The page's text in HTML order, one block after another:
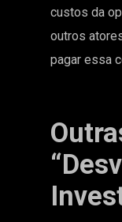
custos da
outros
pagar essa